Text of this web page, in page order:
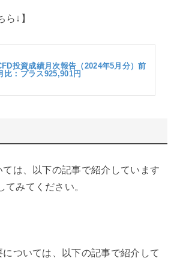
ら↓】
投資成績月次報告（2024年5月分）前
比：プラス925,901円
は、以下の記事で紹介しています
みてください。
ついては、以下の記事で紹介して